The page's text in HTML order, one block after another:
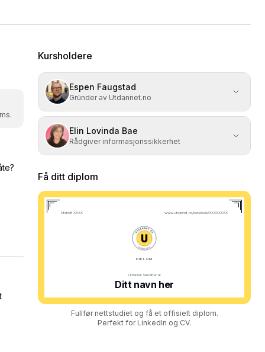
Kursholdere
Espen Faugstad
Gründer av Utdannet.no
Elin Lovinda Bae
Rådgiver informasjonssikkerhet
Få ditt diplom
Fullfør nettstudiet og få et offisielt diplom.
Perfekt for LinkedIn og CV.